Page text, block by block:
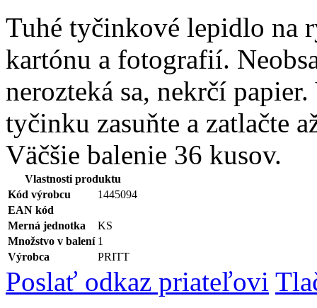
Tuhé tyčinkové lepidlo na
kartónu a fotografií.
nerozteká sa, nekrčí
tyčinku zasuňte a zatlačte
Väčšie balenie 36 kusov.
Vlastnosti produktu
Kód výrobcu
1445094
EAN kód
Merná jednotka
KS
Množstvo v balení 1
Výrobca
PRITT
Poslať odkaz priateľovi